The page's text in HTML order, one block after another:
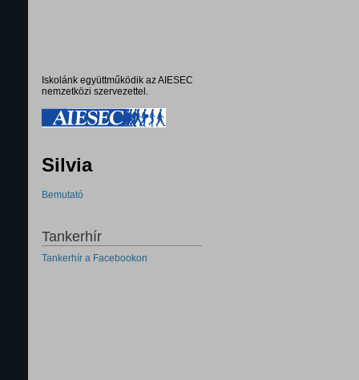
Iskolánk együttműködik az AIESEC
nemzetközi szervezettel.
Silvia
Bemutató
Tankerhír
Tankerhír a Facebookon